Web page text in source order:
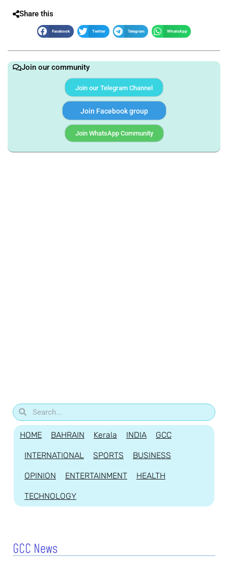
Share this
Facebook Twitter Telegram WhatsApp
Join our community
Join our Telegram Channel
Join Facebook group
Join WhatsApp Community
HOME BAHRAIN Kerala INDIA GCC
INTERNATIONAL SPORTS BUSINESS
OPINION ENTERTAINMENT HEALTH
TECHNOLOGY
GCC News